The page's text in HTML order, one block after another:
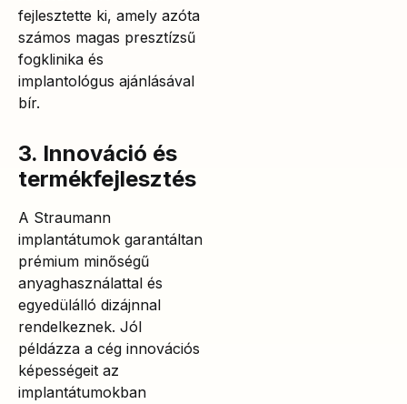
fejlesztette ki, amely azóta
számos magas presztízsű
fogklinika és
implantológus ajánlásával
bír.
3. Innováció és
termékfejlesztés
A Straumann
implantátumok garantáltan
prémium minőségű
anyaghasználattal és
egyedülálló dizájnnal
rendelkeznek. Jól
példázza a cég innovációs
képességeit az
implantátumokban